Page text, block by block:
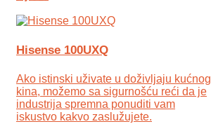
Hisense 100UXQ
Ako istinski uživate u doživljaju kućnog
kina, možemo sa sigurnošću reći da je
industrija spremna ponuditi vam
iskustvo kakvo zaslužujete.